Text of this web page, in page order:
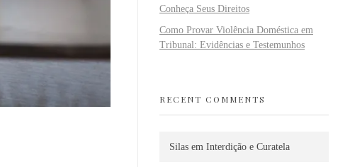
Conheça Seus Direitos
Como Provar Violência Doméstica em
Tribunal: Evidências e Testemunhos
RECENT COMMENTS
Silas em Interdição e Curatela